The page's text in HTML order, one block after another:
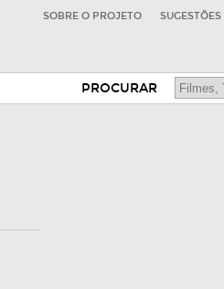
SOBRE O PROJETO SUGESTÕES
PROCURAR